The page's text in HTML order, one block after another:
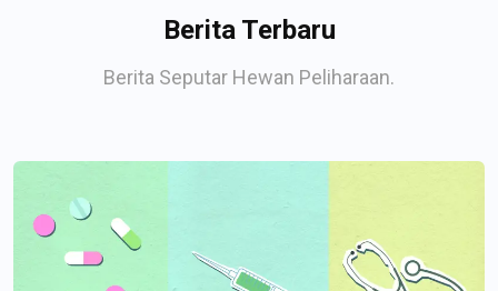
Berita Terbaru
Berita Seputar Hewan Peliharaan.